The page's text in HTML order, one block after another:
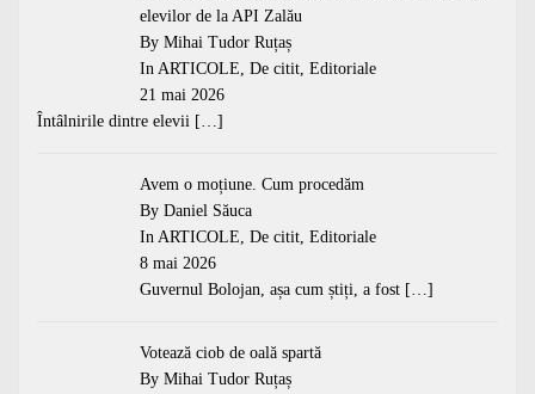
elevilor de la API Zalău
By Mihai Tudor Ruțaș
In ARTICOLE, De citit, Editoriale
21 mai 2026
Întâlnirile dintre elevii […]
Avem o moțiune. Cum procedăm
By Daniel Săuca
In ARTICOLE, De citit, Editoriale
8 mai 2026
Guvernul Bolojan, așa cum știți, a fost […]
Votează ciob de oală spartă
By Mihai Tudor Ruțaș